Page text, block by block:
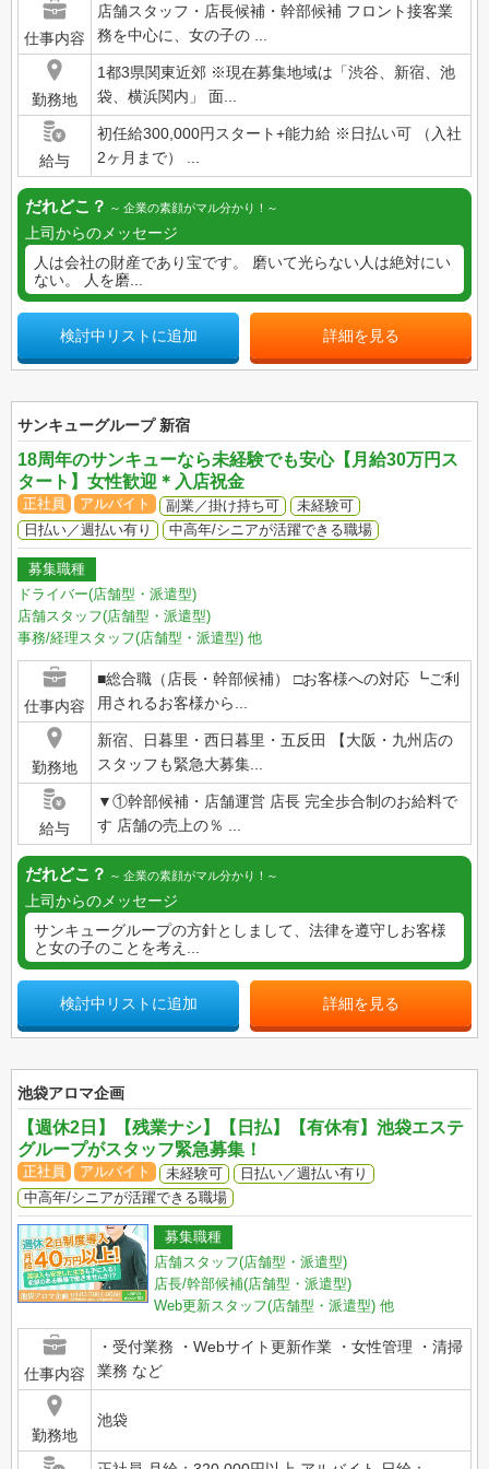
仕事内容
店舗スタッフ・店長候補・幹部候補 フロント接客業
務を中心に、女の子の ...
勤務地
1都3県関東近郊 ※現在募集地域は「渋谷、新宿、池
袋、横浜関内」 面...
給与
初任給300,000円スタート+能力給 ※日払い可 （入社
2ヶ月まで） ...
だれどこ？ 企業の素顔がマル分かり！
上司からのメッセージ
人は会社の財産であり宝です。 磨いて光らない人は絶対にい
ない。 人を磨...
検討中リストに追加 詳細を見る
サンキューグループ 新宿
18周年のサンキューなら未経験でも安心【月給30万円ス
タート】女性歓迎＊入店祝金
正社員 アルバイト 副業／掛け持ち可
未経験可
日払い／週払い有り
中高年/シニアが活躍できる職場
募集職種
ドライバー(店舗型・派遣型)
店舗スタッフ(店舗型・派遣型)
事務/経理スタッフ(店舗型・派遣型) 他
仕事内容
■総合職（店長・幹部候補） □お客様への対応 ┗ご利
用されるお客様から...
勤務地
新宿、日暮里・西日暮里・五反田 【大阪・九州店の
スタッフも緊急大募集...
給与
▼①幹部候補・店舗運営 店長 完全歩合制のお給料で
す 店舗の売上の％ ...
だれどこ？ 企業の素顔がマル分かり！
上司からのメッセージ
サンキューグループの方針としまして、法律を遵守しお客様
と女の子のことを考え...
検討中リストに追加 詳細を見る
池袋アロマ企画
【週休2日】【残業ナシ】【日払】【有休有】池袋エステ
グループがスタッフ緊急募集！
正社員 アルバイト 未経験可
日払い／週払い有り
中高年/シニアが活躍できる職場
募集職種
店舗スタッフ(店舗型・派遣型)
店長/幹部候補(店舗型・派遣型)
Web更新スタッフ(店舗型・派遣型) 他
仕事内容
・受付業務 ・Webサイト更新作業 ・女性管理 ・清掃
業務 など
勤務地
池袋